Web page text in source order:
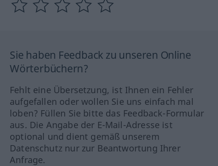
Sie haben Feedback zu unseren Online
Wörterbüchern?
Fehlt eine Übersetzung, ist Ihnen ein Fehler
aufgefallen oder wollen Sie uns einfach mal
loben? Füllen Sie bitte das Feedback-Formular
aus. Die Angabe der E-Mail-Adresse ist
optional und dient gemäß unserem
Datenschutz nur zur Beantwortung Ihrer
Anfrage.